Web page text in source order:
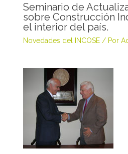
Seminario de
sobre Construcción
el interior del país.
Novedades del INCOSE/ Por